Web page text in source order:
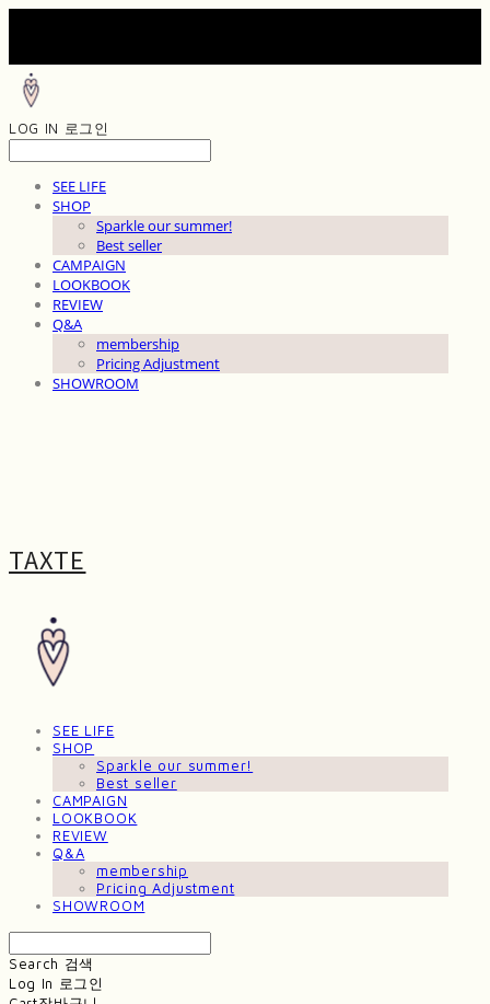
LOG IN 로그인
SEE LIFE
SHOP
Sparkle our summer!
Best seller
CAMPAIGN
LOOKBOOK
REVIEW
Q&A
membership
Pricing Adjustment
SHOWROOM
TAXTE
SEE LIFE
SHOP
Sparkle our summer!
Best seller
CAMPAIGN
LOOKBOOK
REVIEW
Q&A
membership
Pricing Adjustment
SHOWROOM
Search 검색
Log In 로그인